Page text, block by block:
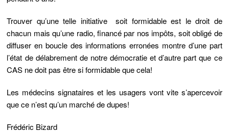
Trouver qu’une telle initiative soit formidable est le droit de
chacun mais qu’une radio, financé par nos impôts, soit obligé de
diffuser en boucle des informations erronées montre d’une part
l’état de délabrement de notre démocratie et d’autre part que ce
CAS ne doit pas être si formidable que cela!
Les médecins signataires et les usagers vont vite s’apercevoir
que ce n’est qu’un marché de dupes!
Frédéric Bizard